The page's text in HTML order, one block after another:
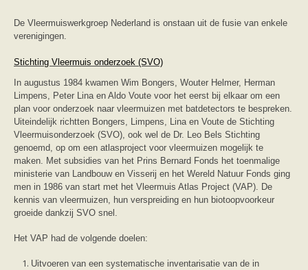
rapporten
Handleiding
Forum
Naar het forum
De Vleermuiswerkgroep Nederland is onstaan uit de fusie van enkele
verenigingen.
Stichting Vleermuis onderzoek (SVO)
In augustus 1984 kwamen Wim Bongers, Wouter Helmer, Herman
Limpens, Peter Lina en Aldo Voute voor het eerst bij elkaar om een
plan voor onderzoek naar vleermuizen met batdetectors te bespreken.
Uiteindelijk richtten Bongers, Limpens, Lina en Voute de Stichting
Vleermuisonderzoek (SVO), ook wel de Dr. Leo Bels Stichting
genoemd, op om een atlasproject voor vleermuizen mogelijk te
maken. Met subsidies van het Prins Bernard Fonds het toenmalige
ministerie van Landbouw en Visserij en het Wereld Natuur Fonds ging
men in 1986 van start met het Vleermuis Atlas Project (VAP). De
kennis van vleermuizen, hun verspreiding en hun biotoopvoorkeur
groeide dankzij SVO snel.
Het VAP had de volgende doelen:
Uitvoeren van een systematische inventarisatie van de in